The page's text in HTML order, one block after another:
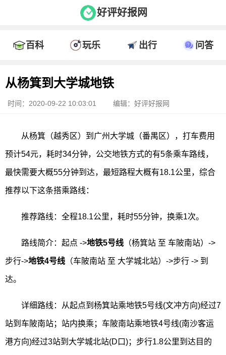
好评好报网
百科 玩乐 出行 问答
从杨箕到大学城地铁
时间：2020-09-22 10:03:01 编辑：好评好报网
从杨箕（越秀区）到广州大学城（番禺区），打车费用
预计54元，耗时34分钟，公交地铁方式的有5条乘车路线，
最快需要大概55分钟到达，最短路程大概有18.1公里，综合
推荐以下这条搭乘路线：
推荐路线：全程18.1公里，耗时55分钟，换乘1次。
路线简介：起点 ->地铁5号线 （杨箕站 至 车陂南站）->
步行->地铁4号线 （车陂南站 至 大学城北站）->步行 -> 到
达。
详细路线：从起点到杨箕站乘地铁5号线(文冲方向)经过7
站到车陂南站；站内换乘；车陂南站乘地铁4号线(南沙客运
港方向)经过3站到大学城北站(D口)；步行1.8公里到达目的